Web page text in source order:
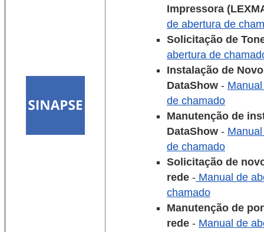
Impressora
de abertura de
Solicitação de
abertura de
Instalação de Novo
DataShow -
de chamado
Manutenção de
DataShow -
de chamado
Solicitação de
rede - Manual de
chamado
Manutenção de
rede - Manual de